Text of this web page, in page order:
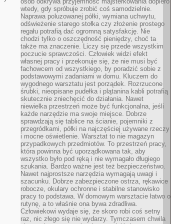
wtedy, gdy spróbuje zrobić coś samodzielnie.
Naprawa poluzowanej półki, wymiana uchwytu,
odświeżenie starego stołka czy złożenie prostego
regału potrafią dać ogromną satysfakcję. Nie
chodzi tylko o oszczędność pieniędzy, choć ta
także ma znaczenie. Liczy się przede wszystkim
poczucie sprawczości. Człowiek widzi efekt
własnej pracy i przekonuje się, że nie musi być
fachowcem od wszystkiego, by poradzić sobie z
podstawowymi zadaniami w domu. Kluczem do
wygodnego warsztatu jest porządek. Rozrzucone
śrubki, nieopisane pudełka i plątanina kabli potrafią
skutecznie zniechęcić do działania. Nawet
niewielka przestrzeń może być funkcjonalna, jeśli
każde narzędzie ma swoje miejsce. Dobrze
sprawdzają się tablice na ścianie, pojemniki z
przegródkami, półki na najczęściej używane rzeczy
i mocne oświetlenie. Warsztat to nie magazyn
przypadkowych przedmiotów. To przestrzeń pracy,
która powinna być uporządkowana tak, aby
wszystko było pod ręką i nie wymagało długiego
szukania. Bardzo ważne jest też bezpieczeństwo.
Nawet najprostsze narzędzia wymagają uwagi i
szacunku. Dobrze zabezpieczone ostrza, rękawice
robocze, okulary ochronne i stabilne stanowisko
pracy to podstawa. W domowym warsztacie łatwo o
rutynę, a to właśnie ona bywa zdradliwa.
Człowiekowi wydaje się, że skoro robi coś setny
raz, nic złego się nie wydarzy. Tymczasem chwila